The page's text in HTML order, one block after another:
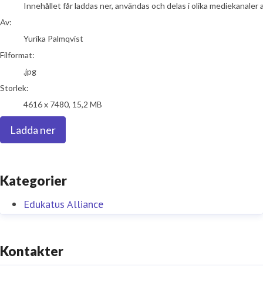
Innehållet får laddas ner, användas och delas i olika
Av:
Yurika Palmqvist
Filformat:
.jpg
Storlek:
4616 x 7480, 15,2 MB
Ladda ner
Kategorier
Edukatus Alliance
Kontakter